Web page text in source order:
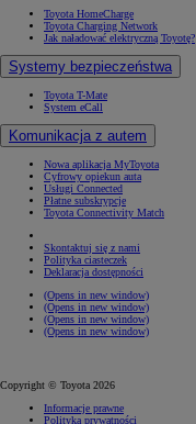
Toyota HomeCharge
Toyota Charging Network
Jak naładować elektryczną Toyotę?
Systemy bezpieczeństwa
Toyota T-Mate
System eCall
Komunikacja z autem
Nowa aplikacja MyToyota
Cyfrowy opiekun auta
Usługi Connected
Płatne subskrypcje
Toyota Connectivity Match
Skontaktuj się z nami
Polityka ciasteczek
Deklaracja dostępności
(Opens in new window)
(Opens in new window)
(Opens in new window)
(Opens in new window)
Copyright © Toyota 2026
Informacje prawne
Polityka prywatności